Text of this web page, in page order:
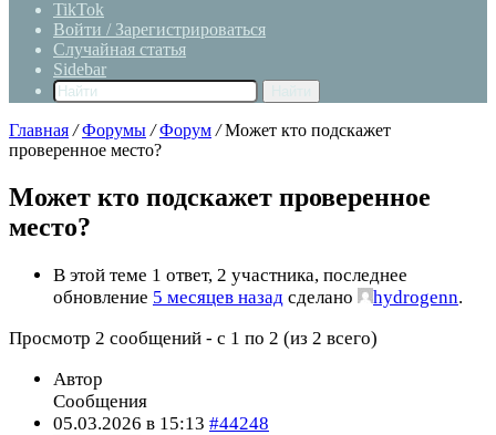
TikTok
Войти / Зарегистрироваться
Случайная статья
Sidebar
Главная / Форумы / Форум / Может кто подскажет
проверенное место?
Может кто подскажет проверенное
место?
В этой теме 1 ответ, 2 участника, последнее
обновление 5 месяцев назад сделано hydrogenn.
Просмотр 2 сообщений - с 1 по 2 (из 2 всего)
Автор
Сообщения
05.03.2026 в 15:13 #44248